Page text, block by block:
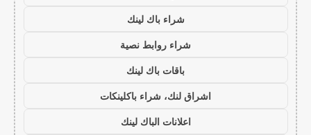
شراء باك لينك
شراء روابط نصية
باقات باك لينك
اشراق لنك، شراء باكلينكات
اعلانات الباك لينك